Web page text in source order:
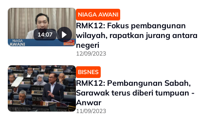
14:07
NIAGA AWANI
RMK12: Fokus pembangunan
wilayah, rapatkan jurang antara
negeri
12/09/2023
BISNES
RMK12: Pembangunan Sabah,
Sarawak terus diberi tumpuan -
Anwar
11/09/2023